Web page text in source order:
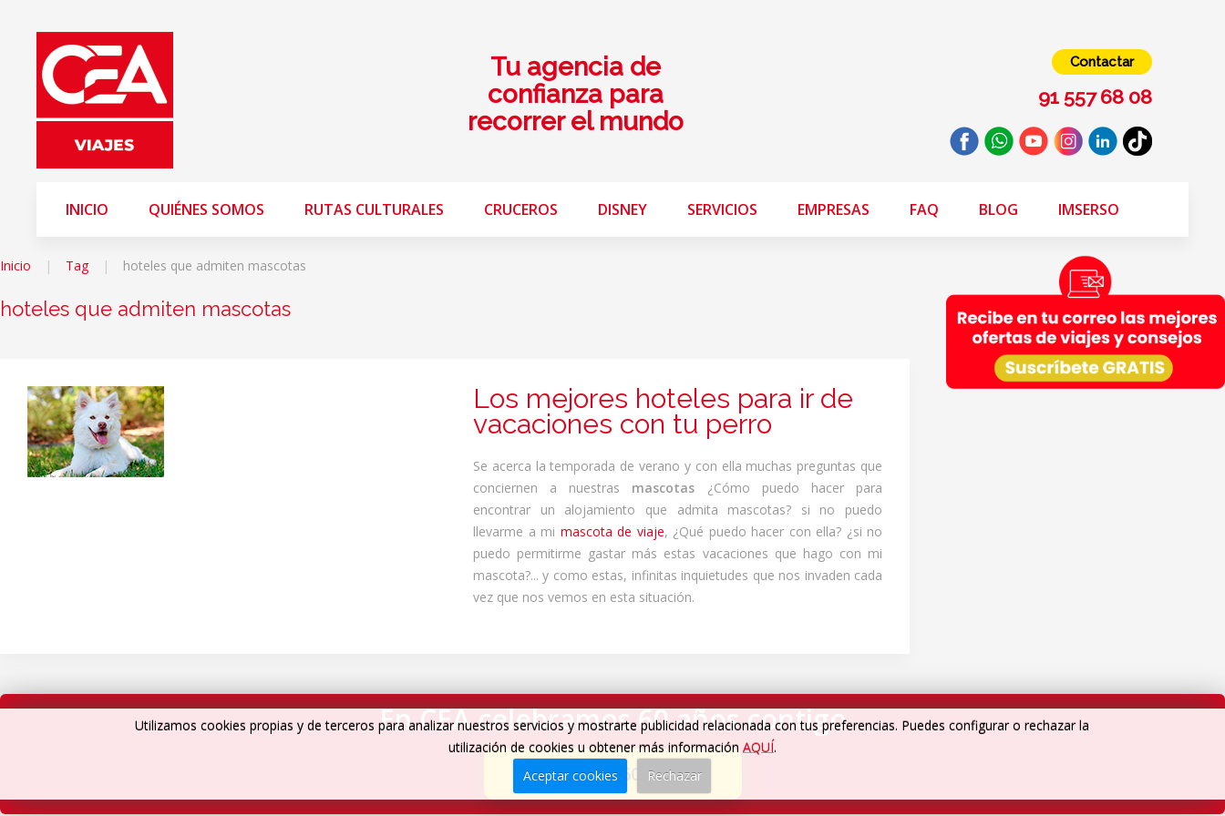
Tu agencia de
confianza para
recorrer el mundo
Contactar
91 557 68 08
INICIO QUIÉNES SOMOS RUTAS CULTURALES CRUCEROS DISNEY SERVICIOS EMPRESAS FAQ BLOG IMSERSO
Inicio Tag hoteles que admiten mascotas
hoteles que admiten mascotas
Los mejores hoteles para ir de
vacaciones con tu perro
Se acerca la temporada de verano y con ella muchas preguntas que
conciernen a nuestras mascotas ¿Cómo puedo hacer para
encontrar un alojamiento que admita mascotas? si no puedo
llevarme a mi mascota de viaje, ¿Qué puedo hacer con ella? ¿si no
puedo permitirme gastar más estas vacaciones que hago con mi
mascota?... y como estas, infinitas inquietudes que nos invaden cada
vez que nos vemos en esta situación.
En CEA celebramos 60 años contigo
Cumplimos 60 años→
Utilizamos cookies propias y de terceros para analizar nuestros servicios y mostrarte publicidad relacionada con tus preferencias. Puedes configurar o rechazar la
utilización de cookies u obtener más información AQUÍ.
Aceptar cookies
Rechazar